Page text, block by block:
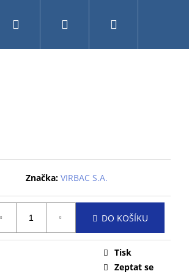
AKVARISTIKA A TERARISTIKA
Přihlášení
Značka: VIRBAC S.A.
DO KOŠÍKU
Tisk
Zeptat se